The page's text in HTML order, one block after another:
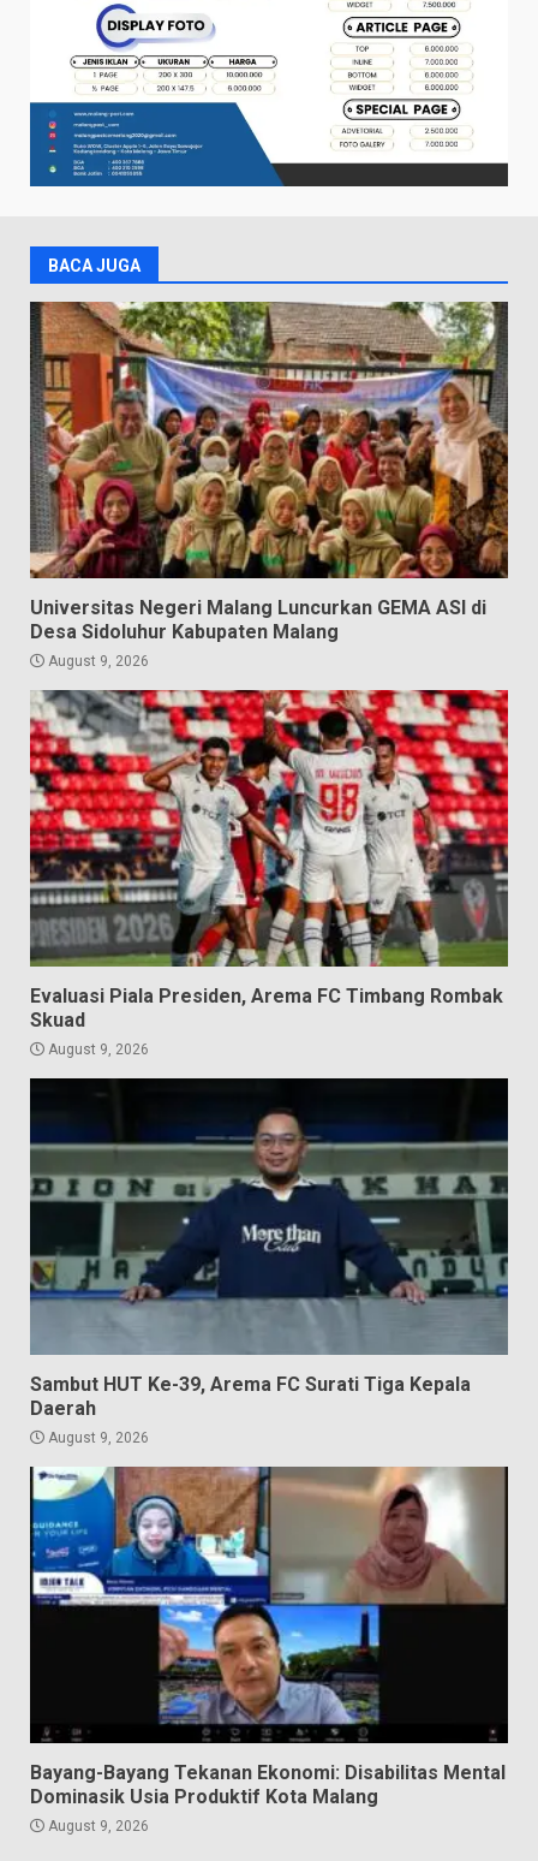
BACA JUGA
Universitas Negeri Malang Luncurkan GEMA ASI di
Desa Sidoluhur Kabupaten Malang
August 9, 2026
Evaluasi Piala Presiden, Arema FC Timbang Rombak
Skuad
August 9, 2026
Sambut HUT Ke-39, Arema FC Surati Tiga Kepala
Daerah
August 9, 2026
Bayang-Bayang Tekanan Ekonomi: Disabilitas Mental
Dominasik Usia Produktif Kota Malang
August 9, 2026